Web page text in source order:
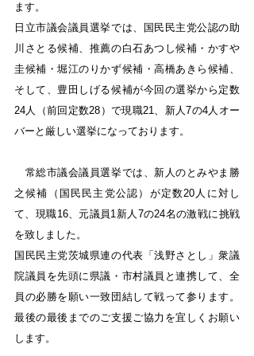
ます。
日立市議会議員選挙では、国民民主党公認の助
川さとる候補、推薦の白石あつし候補・かすや
圭候補・堀江のりかず候補・高橋あきら候補、
そして、豊田しげる候補が今回の選挙から定数
24人（前回定数28）で現職21、新人7の4人オー
バーと厳しい選挙になっております。
常総市議会議員選挙では、新人のとみやま勝
之候補（国民民主党公認）が定数20人に対し
て、現職16、元議員1新人7の24名の激戦に挑戦
を致しました。
国民民主党茨城県連の代表「浅野さとし」衆議
院議員を先頭に県議・市村議員と連携して、全
員の必勝を願い一致団結して戦って参ります。
最後の最後までのご支援ご協力を宜しくお願い
します。